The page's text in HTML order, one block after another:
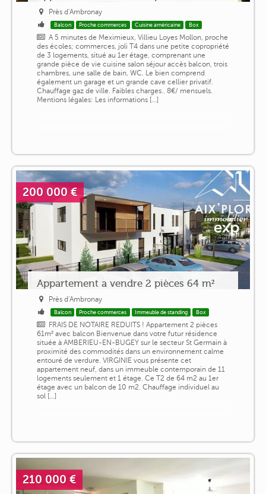
Près d'Ambronay
Balcon Proche commerces Cuisine américaine Box
A 5 minutes de Meximieux, Villieu Loyes Mollon, proche
des écoles; commerces, joli T4 dans une petite copropriété
de 3 logements, situé au 1er étage, comprenant une
grande pièce de vie cuisine salon séjour accès balcon, trois
chambres, une salle de bain, WC. Le bien comprend
également un garage et un grande cave cellier privatif.
Chauffage gaz de ville. Faibles charges.. 8€/ mensuels.
Mentions légales: Les informations [...]
200 000 €
Appartement a vendre 2 pièces 64 m²
Près d'Ambronay
Balcon Proche commerces Immeuble de standing Box
FRAIS DE NOTAIRE REDUITS ! Appartement 2 pièces
61m² avec balcon Bienvenue dans votre futur résidence
située à AMBERIEU-EN-BUGEY sur le secteur St Germain à
proximité des commodités dans un environnement calme
entouré de verdure. VIRGINIE vous présente cet
appartement neuf, dans un immeuble contemporain de 11
logements seulement et 1 étage. Ce T2 de 64 m2 au 1er
étage avec un balcon de 10 m2. Chauffage individuel au
sol [...]
210 000 €